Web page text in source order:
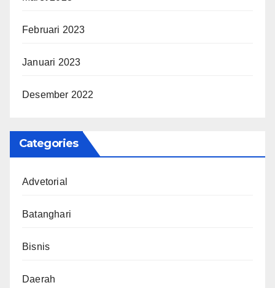
Februari 2023
Januari 2023
Desember 2022
Categories
Advetorial
Batanghari
Bisnis
Daerah